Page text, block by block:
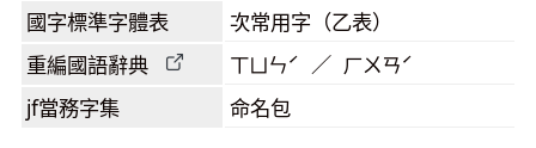
國字標準字體表 次常用字（乙表）
重編國語辭典 ㄒㄩㄣˊ ／ ㄏㄨㄢˊ
jf當務字集 命名包